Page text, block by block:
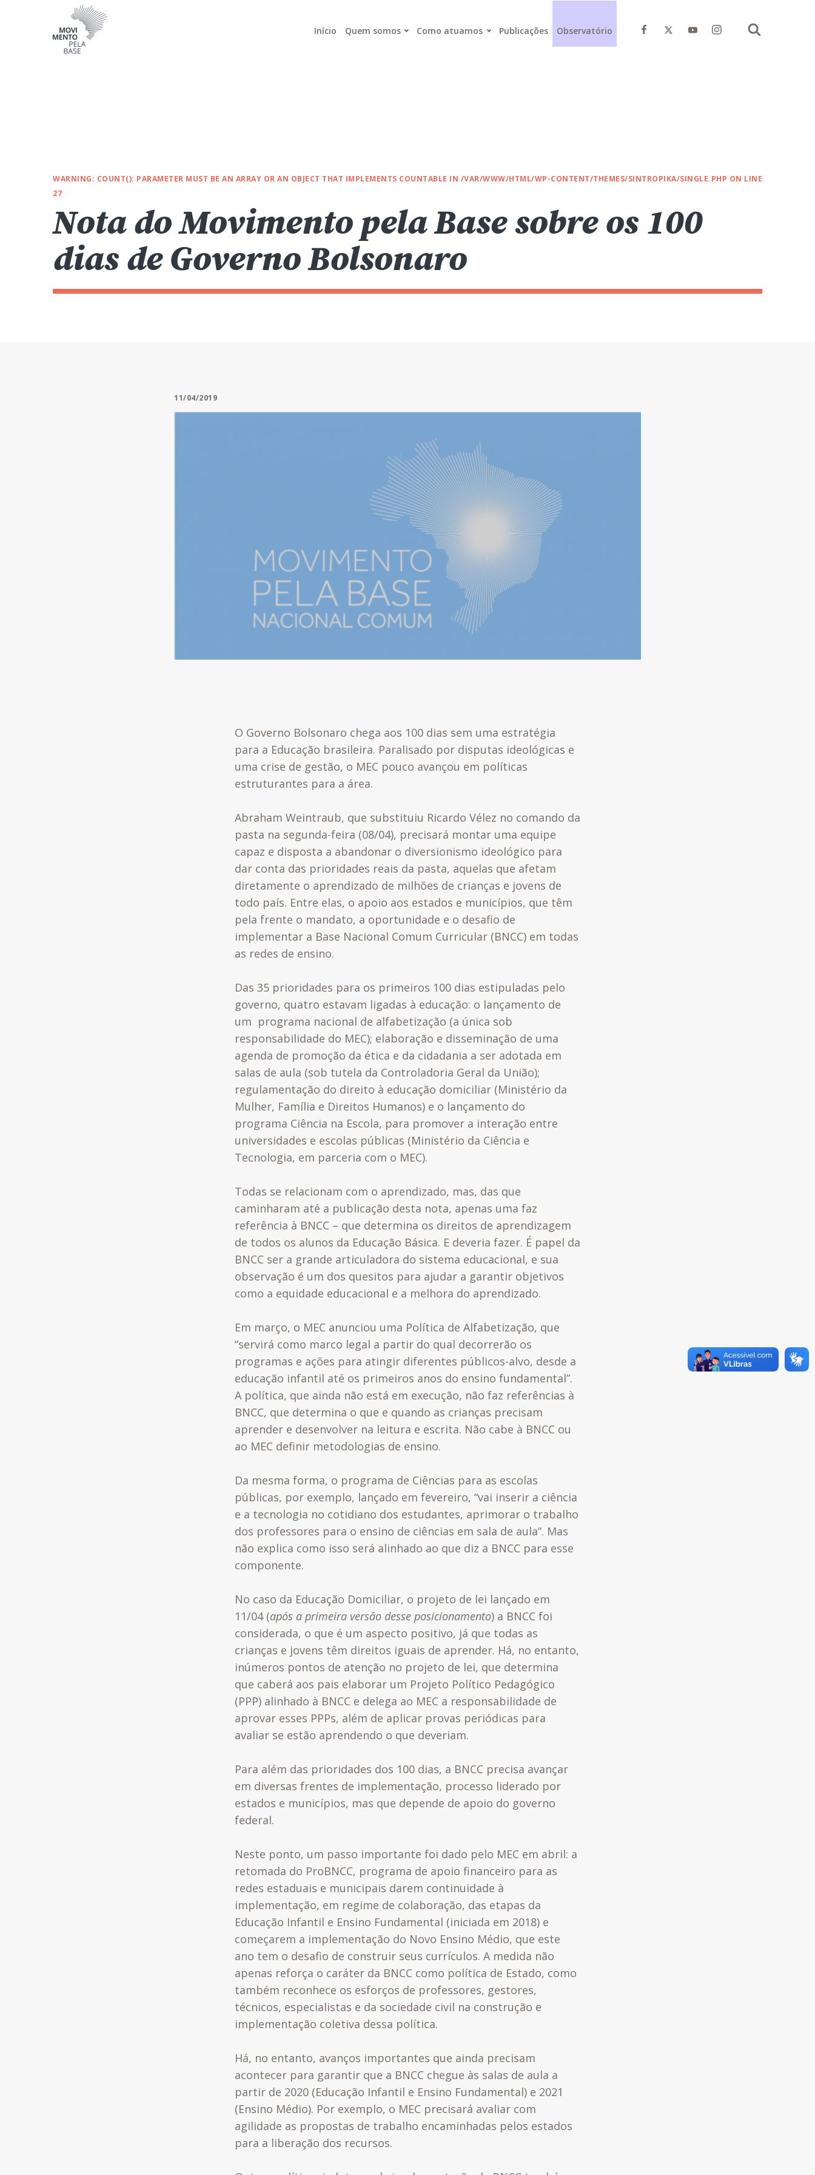
Início Quem somos Como atuamos Publicações Observatório Facebook do Movimento Pela Base
X do Movimento Pela Base
Youtube do Movimento Pela Base
Instagram do Movimento Pela
WARNING: COUNT(): PARAMETER MUST BE AN ARRAY OR AN OBJECT THAT IMPLEMENTS COUNTABLE IN /VAR/WWW/HTML/WP-CONTENT/THEMES/SINTROPIKA/SINGLE.PHP ON LINE
27
Nota do Movimento pela Base sobre os 100
dias de Governo Bolsonaro
11/04/2019
O Governo Bolsonaro chega aos 100 dias sem uma estratégia
para a Educação brasileira. Paralisado por disputas ideológicas e
uma crise de gestão, o MEC pouco avançou em políticas
estruturantes para a área.
Abraham Weintraub, que substituiu Ricardo Vélez no comando da
pasta na segunda-feira (08/04), precisará montar uma equipe
capaz e disposta a abandonar o diversionismo ideológico para
dar conta das prioridades reais da pasta, aquelas que afetam
diretamente o aprendizado de milhões de crianças e jovens de
todo país. Entre elas, o apoio aos estados e municípios, que têm
pela frente o mandato, a oportunidade e o desafio de
implementar a Base Nacional Comum Curricular (BNCC) em todas
as redes de ensino.
Das 35 prioridades para os primeiros 100 dias estipuladas pelo
governo, quatro estavam ligadas à educação: o lançamento de
um programa nacional de alfabetização (a única sob
responsabilidade do MEC); elaboração e disseminação de uma
agenda de promoção da ética e da cidadania a ser adotada em
salas de aula (sob tutela da Controladoria Geral da União);
regulamentação do direito à educação domiciliar (Ministério da
Mulher, Família e Direitos Humanos) e o lançamento do
programa Ciência na Escola, para promover a interação entre
universidades e escolas públicas (Ministério da Ciência e
Tecnologia, em parceria com o MEC).
Todas se relacionam com o aprendizado, mas, das que
caminharam até a publicação desta nota, apenas uma faz
referência à BNCC – que determina os direitos de aprendizagem
de todos os alunos da Educação Básica. E deveria fazer. É papel da
BNCC ser a grande articuladora do sistema educacional, e sua
observação é um dos quesitos para ajudar a garantir objetivos
como a equidade educacional e a melhora do aprendizado.
Em março, o MEC anunciou uma Política de Alfabetização, que
“servirá como marco legal a partir do qual decorrerão os
programas e ações para atingir diferentes públicos-alvo, desde a
educação infantil até os primeiros anos do ensino fundamental”.
A política, que ainda não está em execução, não faz referências à
BNCC, que determina o que e quando as crianças precisam
aprender e desenvolver na leitura e escrita. Não cabe à BNCC ou
ao MEC definir metodologias de ensino.
Da mesma forma, o programa de Ciências para as escolas
públicas, por exemplo, lançado em fevereiro, “vai inserir a ciência
e a tecnologia no cotidiano dos estudantes, aprimorar o trabalho
dos professores para o ensino de ciências em sala de aula”. Mas
não explica como isso será alinhado ao que diz a BNCC para esse
componente.
No caso da Educação Domiciliar, o projeto de lei lançado em
11/04 (após a primeira versão desse posicionamento) a BNCC foi
considerada, o que é um aspecto positivo, já que todas as
crianças e jovens têm direitos iguais de aprender. Há, no entanto,
inúmeros pontos de atenção no projeto de lei, que determina
que caberá aos pais elaborar um Projeto Político Pedagógico
(PPP) alinhado à BNCC e delega ao MEC a responsabilidade de
aprovar esses PPPs, além de aplicar provas periódicas para
avaliar se estão aprendendo o que deveriam.
Para além das prioridades dos 100 dias, a BNCC precisa avançar
em diversas frentes de implementação, processo liderado por
estados e municípios, mas que depende de apoio do governo
federal.
Neste ponto, um passo importante foi dado pelo MEC em abril: a
retomada do ProBNCC, programa de apoio financeiro para as
redes estaduais e municipais darem continuidade à
implementação, em regime de colaboração, das etapas da
Educação Infantil e Ensino Fundamental (iniciada em 2018) e
começarem a implementação do Novo Ensino Médio, que este
ano tem o desafio de construir seus currículos. A medida não
apenas reforça o caráter da BNCC como política de Estado, como
também reconhece os esforços de professores, gestores,
técnicos, especialistas e da sociedade civil na construção e
implementação coletiva dessa política.
Há, no entanto, avanços importantes que ainda precisam
acontecer para garantir que a BNCC chegue às salas de aula a
partir de 2020 (Educação Infantil e Ensino Fundamental) e 2021
(Ensino Médio). Por exemplo, o MEC precisará avaliar com
agilidade as propostas de trabalho encaminhadas pelos estados
para a liberação dos recursos.